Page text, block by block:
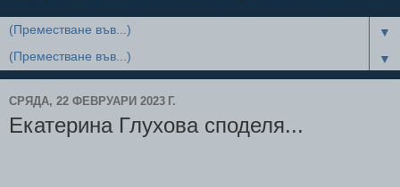
▼
▼
СРЯДА, 22 ФЕВРУАРИ 2023 Г.
Екатерина Глухова споделя...